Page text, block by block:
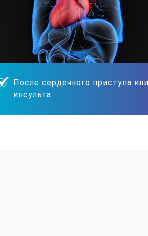
После сердечного приступа или
инсульта